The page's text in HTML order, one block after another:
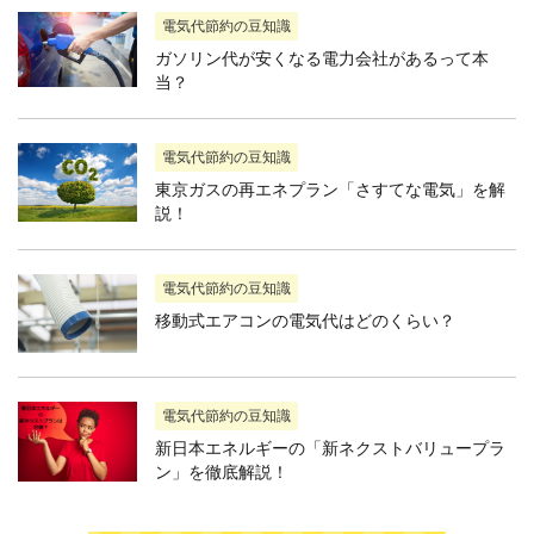
電気代節約の豆知識
ガソリン代が安くなる電力会社があるって本
当？
電気代節約の豆知識
東京ガスの再エネプラン「さすてな電気」を解
説！
電気代節約の豆知識
移動式エアコンの電気代はどのくらい？
電気代節約の豆知識
新日本エネルギーの「新ネクストバリュープラ
ン」を徹底解説！